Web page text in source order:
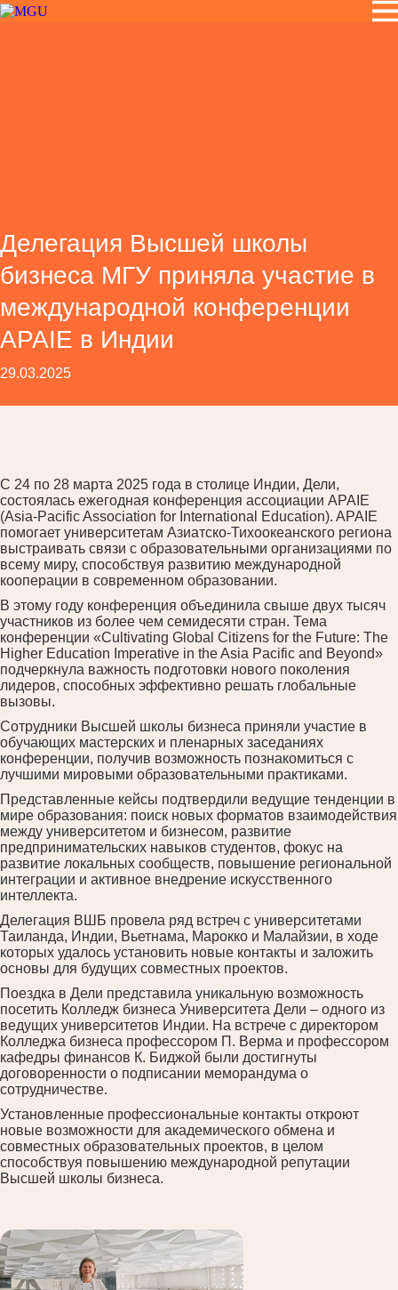
Делегация Высшей школы
бизнеса МГУ приняла участие в
международной конференции
APAIE в Индии
29.03.2025
С 24 по 28 марта 2025 года в столице Индии, Дели,
состоялась ежегодная конференция ассоциации APAIE
(Asia-Pacific Association for International Education). APAIE
помогает университетам Азиатско-Тихоокеанского региона
выстраивать связи с образовательными организациями по
всему миру, способствуя развитию международной
кооперации в современном образовании.
В этому году конференция объединила свыше двух тысяч
участников из более чем семидесяти стран. Тема
конференции «Cultivating Global Citizens for the Future: The
Higher Education Imperative in the Asia Pacific and Beyond»
подчеркнула важность подготовки нового поколения
лидеров, способных эффективно решать глобальные
вызовы.
Сотрудники Высшей школы бизнеса приняли участие в
обучающих мастерских и пленарных заседаниях
конференции, получив возможность познакомиться с
лучшими мировыми образовательными практиками.
Представленные кейсы подтвердили ведущие тенденции в
мире образования: поиск новых форматов взаимодействия
между университетом и бизнесом, развитие
предпринимательских навыков студентов, фокус на
развитие локальных сообществ, повышение региональной
интеграции и активное внедрение искусственного
интеллекта.
Делегация ВШБ провела ряд встреч с университетами
Таиланда, Индии, Вьетнама, Марокко и Малайзии, в ходе
которых удалось установить новые контакты и заложить
основы для будущих совместных проектов.
Поездка в Дели представила уникальную возможность
посетить Колледж бизнеса Университета Дели – одного из
ведущих университетов Индии. На встрече с директором
Колледжа бизнеса профессором П. Верма и профессором
кафедры финансов К. Биджой были достигнуты
договоренности о подписании меморандума о
сотрудничестве.
Установленные профессиональные контакты откроют
новые возможности для академического обмена и
совместных образовательных проектов, в целом
способствуя повышению международной репутации
Высшей школы бизнеса.